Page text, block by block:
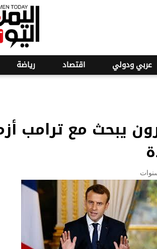
عربي ودولي اقتصاد رياضة
يبحث مع ترامب